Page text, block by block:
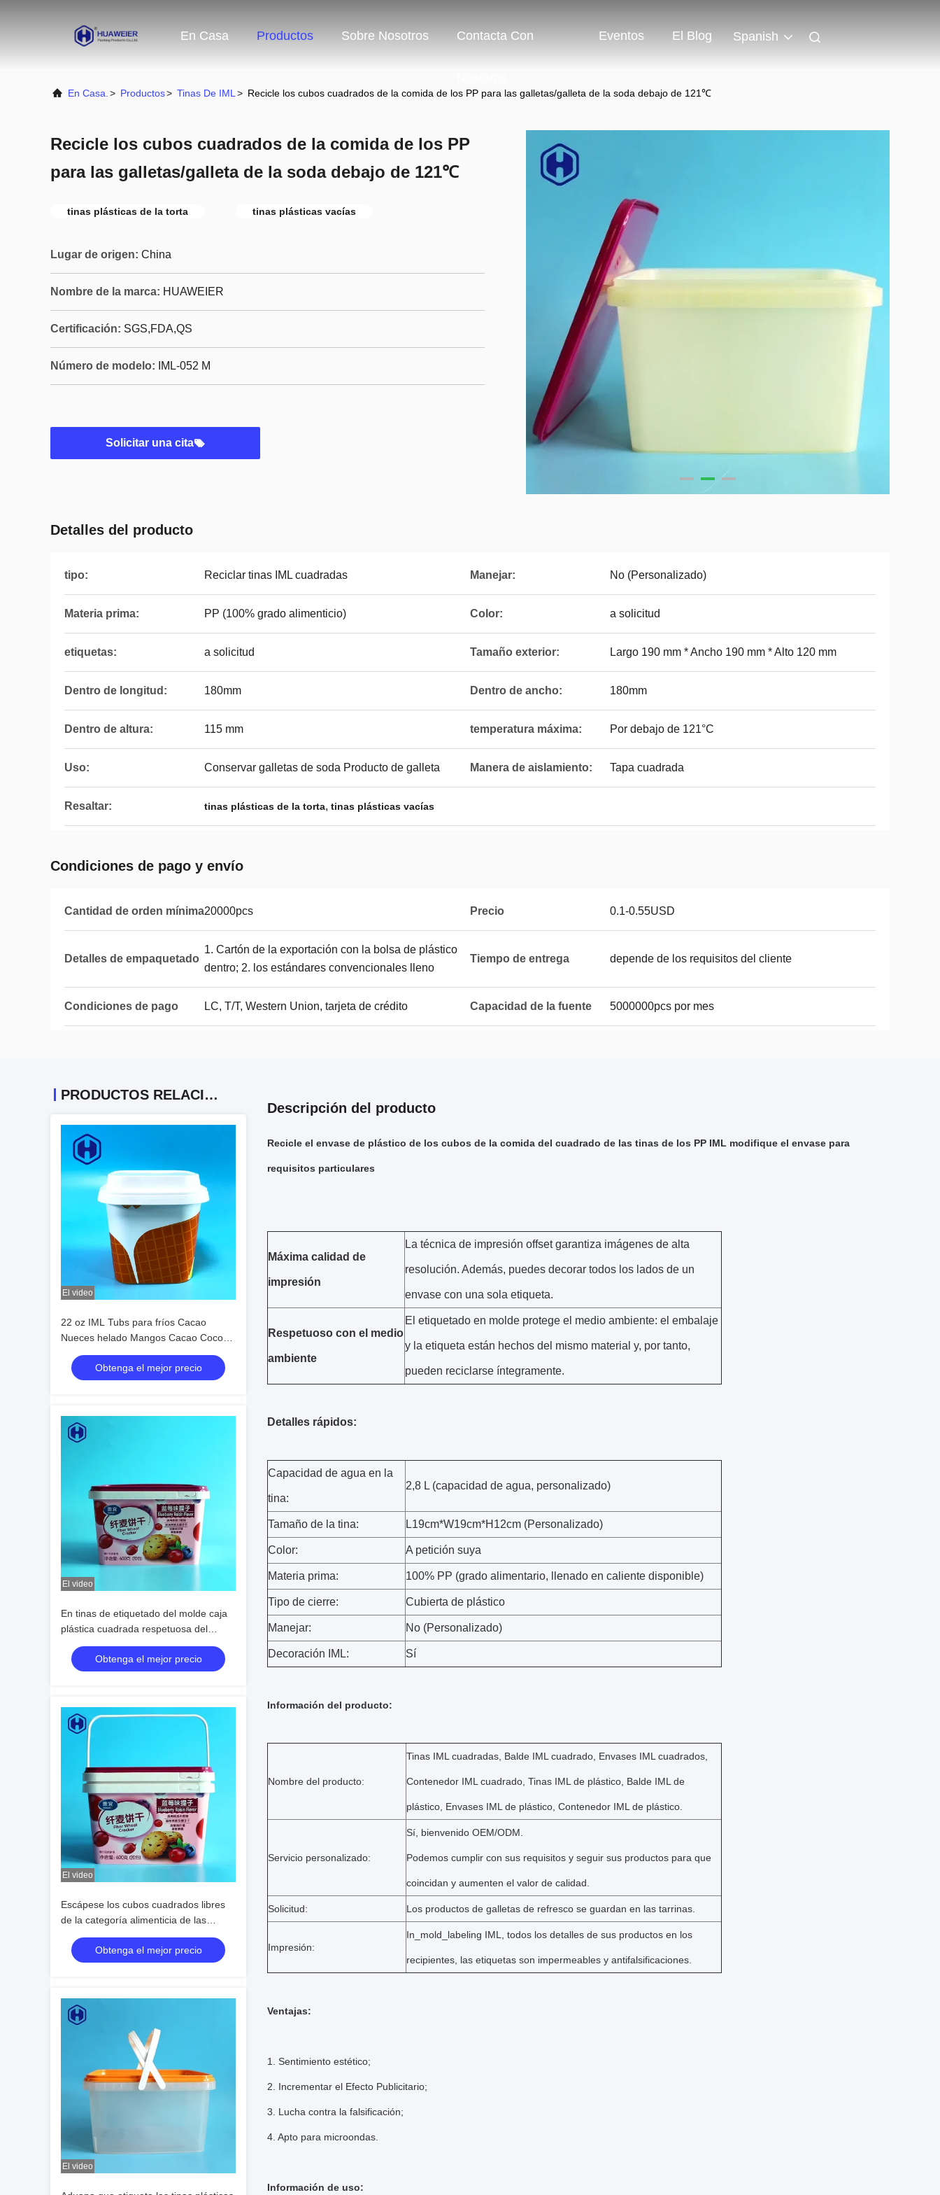
En Casa Productos Sobre Nosotros Contacta Con Eventos El Blog Spanish
En Casa. > Productos> Tinas De IML > Recicle los cubos cuadrados de la comida de los PP para las galletas/galleta de la soda debajo de 121℃
Recicle los cubos cuadrados de la comida de los PP
para las galletas/galleta de la soda debajo de 121℃
tinas plásticas de la torta tinas plásticas vacías
Lugar de origen: China
Nombre de la marca: HUAWEIER
Certificación: SGS,FDA,QS
Número de modelo: IML-052 M
Solicitar una cita
Detalles del producto
tipo: Reciclar tinas IML cuadradas Manejar: No (Personalizado)
Materia prima: PP (100% grado alimenticio) Color: a solicitud
etiquetas: a solicitud Tamaño exterior: Largo 190 mm * Ancho 190 mm * Alto 120 mm
Dentro de longitud: 180mm Dentro de ancho: 180mm
Dentro de altura: 115 mm temperatura máxima: Por debajo de 121°C
Uso: Conservar galletas de soda Producto de galleta Manera de aislamiento: Tapa cuadrada
Resaltar: tinas plásticas de la torta, tinas plásticas vacías
Condiciones de pago y envío
Cantidad de orden mínima20000pcs Precio 0.1-0.55USD
Detalles de empaquetado
1. Cartón de la exportación con la bolsa de plástico
dentro; 2. los estándares convencionales lleno
Tiempo de entrega depende de los requisitos del cliente
Condiciones de pago LC, T/T, Western Union, tarjeta de crédito Capacidad de la fuente 5000000pcs por mes
PRODUCTOS RELACIONADOS
El video
22 oz IML Tubs para fríos Cacao
Nueces helado Mangos Cacao Coco
Peanut Shea mantequilla corporal
Obtenga el mejor precio
El video
En tinas de etiquetado del molde caja
plástica cuadrada respetuosa del
medio ambiente
Obtenga el mejor precio
El video
Escápese los cubos cuadrados libres
de la categoría alimenticia de las
tinas/BPA de la prueba IML dentro de
la longitud 181M M
Obtenga el mejor precio
El video
Descripción del producto
Recicle el envase de plástico de los cubos de la comida del cuadrado de las tinas de los PP IML modifique el envase para
requisitos particulares
Máxima calidad de
impresión
La técnica de impresión offset garantiza imágenes de alta
resolución. Además, puedes decorar todos los lados de un
envase con una sola etiqueta.
Respetuoso con el medio
ambiente
El etiquetado en molde protege el medio ambiente: el embalaje
y la etiqueta están hechos del mismo material y, por tanto,
pueden reciclarse íntegramente.
Detalles rápidos:
Capacidad de agua en la
tina:
2,8 L (capacidad de agua, personalizado)
Tamaño de la tina: L19cm*W19cm*H12cm (Personalizado)
Color: A petición suya
Materia prima: 100% PP (grado alimentario, llenado en caliente disponible)
Tipo de cierre: Cubierta de plástico
Manejar: No (Personalizado)
Decoración IML: Sí
Información del producto:
Nombre del producto:
Tinas IML cuadradas, Balde IML cuadrado, Envases IML cuadrados,
Contenedor IML cuadrado, Tinas IML de plástico, Balde IML de
plástico, Envases IML de plástico, Contenedor IML de plástico.
Servicio personalizado:
Sí, bienvenido OEM/ODM.
Podemos cumplir con sus requisitos y seguir sus productos para que
coincidan y aumenten el valor de calidad.
Solicitud: Los productos de galletas de refresco se guardan en las tarrinas.
Impresión:
In_mold_labeling IML, todos los detalles de sus productos en los
recipientes, las etiquetas son impermeables y antifalsificaciones.
Ventajas:
1. Sentimiento estético;
2. Incrementar el Efecto Publicitario;
3. Lucha contra la falsificación;
4. Apto para microondas.
Información de uso: